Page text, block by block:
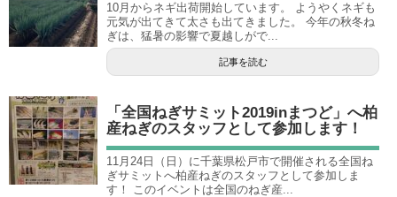
10月からネギ出荷開始しています。 ようやくネギも
元気が出てきて太さも出てきました。 今年の秋冬ね
ぎは、猛暑の影響で夏越しがで...
記事を読む
「全国ねぎサミット2019inまつど」へ柏
産ねぎのスタッフとして参加します！
11月24日（日）に千葉県松戸市で開催される全国ね
ぎサミットへ柏産ねぎのスタッフとして参加しま
す！ このイベントは全国のねぎ産...